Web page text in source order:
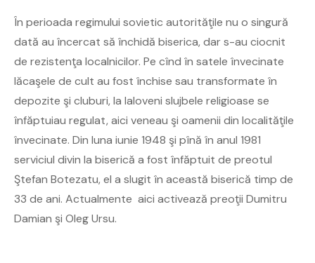
În perioada regimului sovietic autorităţile nu o singură
dată au încercat să închidă biserica, dar s-au ciocnit
de rezistenţa localnicilor. Pe cînd în satele învecinate
lăcaşele de cult au fost închise sau transformate în
depozite şi cluburi, la Ialoveni slujbele religioase se
înfăptuiau regulat, aici veneau şi oamenii din localităţile
învecinate. Din luna iunie 1948 şi pînă în anul 1981
serviciul divin la biserică a fost înfăptuit de preotul
Ştefan Botezatu, el a slugit în această biserică timp de
33 de ani. Actualmente aici activează preoţii Dumitru
Damian şi Oleg Ursu.